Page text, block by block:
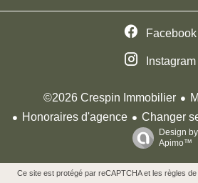
Facebook
Instagram
©2026 Crespin Immobilier
Honoraires d'agence
Changer
Design by
Apimo™
Ce site est protégé par reCAPTCHA et les règles de